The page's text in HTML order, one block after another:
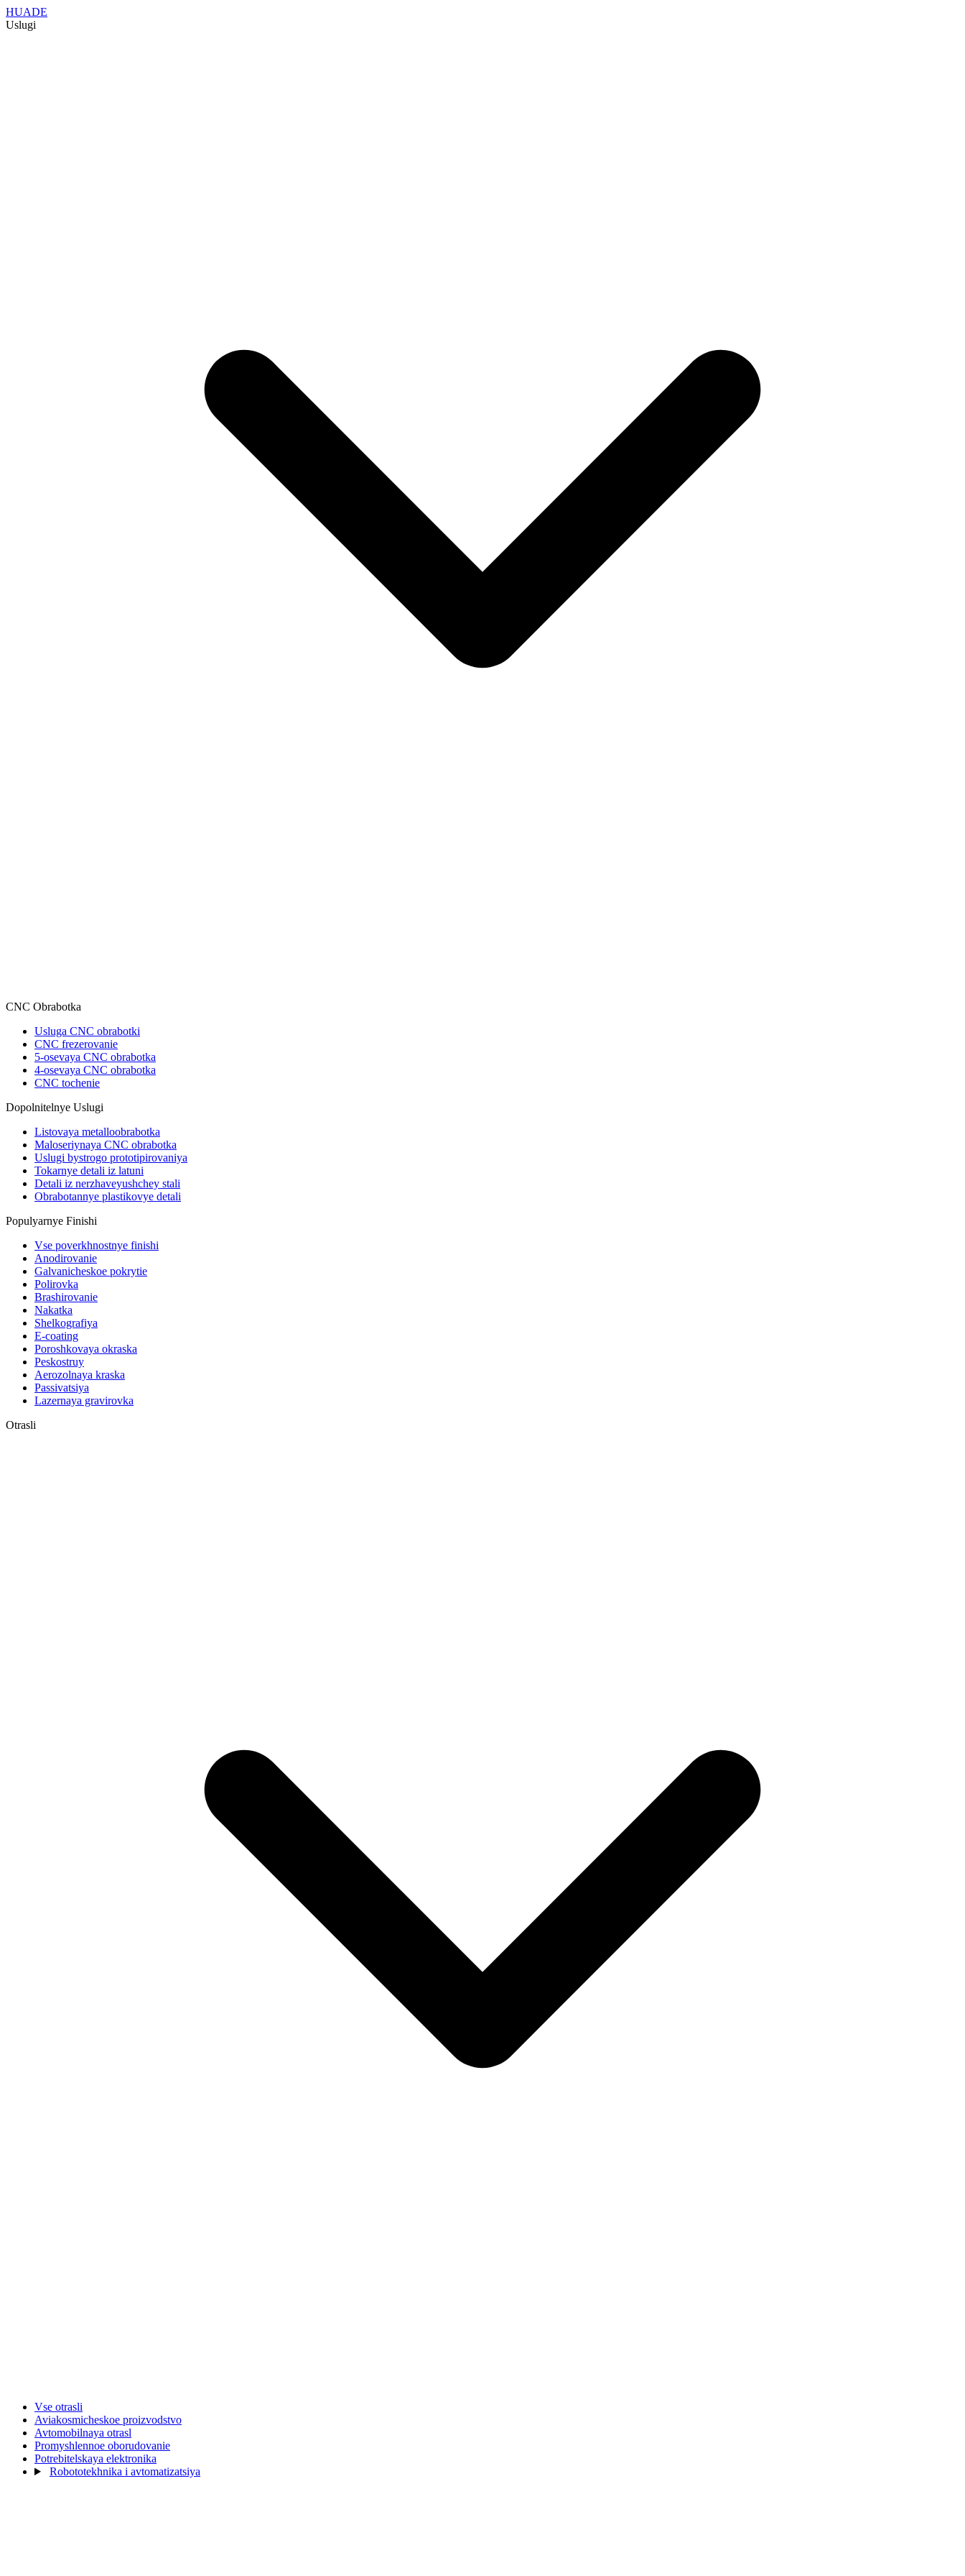
HUADE
Uslugi
CNC Obrabotka
Usluga CNC obrabotki
CNC frezerovanie
5-osevaya CNC obrabotka
4-osevaya CNC obrabotka
CNC tochenie
Dopolnitelnye Uslugi
Listovaya metalloobrabotka
Maloseriynaya CNC obrabotka
Uslugi bystrogo prototipirovaniya
Tokarnye detali iz latuni
Detali iz nerzhaveyushchey stali
Obrabotannye plastikovye detali
Populyarnye Finishi
Vse poverkhnostnye finishi
Anodirovanie
Galvanicheskoe pokrytie
Polirovka
Brashirovanie
Nakatka
Shelkografiya
E-coating
Poroshkovaya okraska
Peskostruy
Aerozolnaya kraska
Passivatsiya
Lazernaya gravirovka
Otrasli
Vse otrasli
Aviakosmicheskoe proizvodstvo
Avtomobilnaya otrasl
Promyshlennoe oborudovanie
Potrebitelskaya elektronika
Robototekhnika i avtomatizatsiya